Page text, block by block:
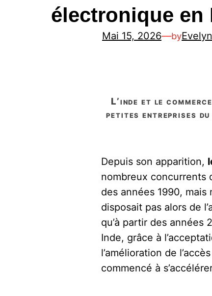
électronique en
Mai 15, 2026—by
l’inde et le commerce électronique ont une longue histoire commune. découvrez comment les
petites entreprises
Depuis son apparition,
nombreux concurrents
des années 1990, mais
disposait pas alors de
qu’à partir des
Inde, grâce à
l’amélioration de
commencé à